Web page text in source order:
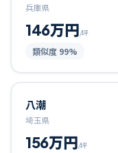
兵庫県
146万円/坪
類似度 99%
八潮
埼玉県
156万円/坪